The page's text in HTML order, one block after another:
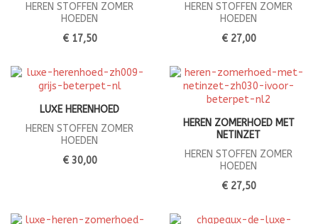
HEREN STOFFEN ZOMER
HOEDEN
€ 17,50
HEREN STOFFEN ZOMER
HOEDEN
€ 27,00
LUXE HERENHOED
HEREN STOFFEN ZOMER
HOEDEN
€ 30,00
HEREN ZOMERHOED MET
NETINZET
HEREN STOFFEN ZOMER
HOEDEN
€ 27,50